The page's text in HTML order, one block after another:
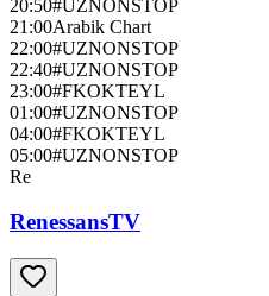
20:50#UZNONSTOP
21:00Arabik Chart
22:00#UZNONSTOP
22:40#UZNONSTOP
23:00#FKOKTEYL
01:00#UZNONSTOP
04:00#FKOKTEYL
05:00#UZNONSTOP
Re
RenessansTV